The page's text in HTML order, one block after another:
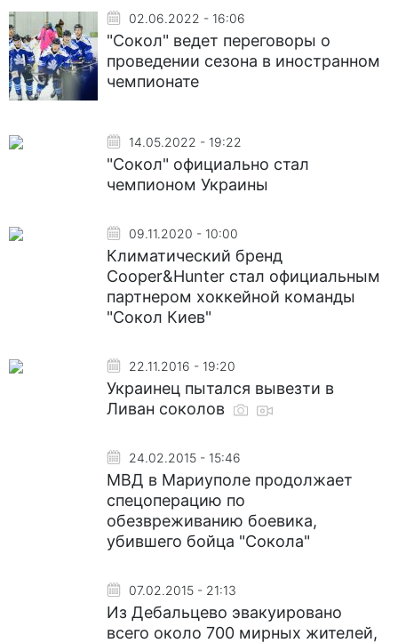
02.06.2022 - 16:06
"Сокол" ведет переговоры о
проведении сезона в иностранном
чемпионате
14.05.2022 - 19:22
"Сокол" официально стал
чемпионом Украины
09.11.2020 - 10:00
Климатический бренд
Cooper&Hunter стал официальным
партнером хоккейной команды
"Сокол Киев"
22.11.2016 - 19:20
Украинец пытался вывезти в
Ливан соколов
24.02.2015 - 15:46
МВД в Мариуполе продолжает
спецоперацию по
обезвреживанию боевика,
убившего бойца "Сокола"
07.02.2015 - 21:13
Из Дебальцево эвакуировано
всего около 700 мирных жителей,